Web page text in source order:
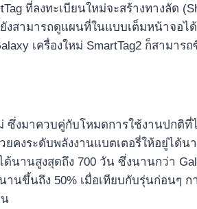
ที่ลงทะเบียนใหม่จะสร้างทางลัด
สามารถดูแผนที่ในแบบเต็มหน้าจอ
เครื่องใหม่ SmartTag2 ก็สามา
ซึ่งมาควบคู่กับโหมดการใช้งานปกติ
คงระดับพลังงานแบตเตอรี่ให้อยู่ไ
นานสูงสุดถึง 700 วัน ซึ่งนานกว่า
ขึ้นถึง 50% เมื่อเทียบกับรุ่นก่อนๆ